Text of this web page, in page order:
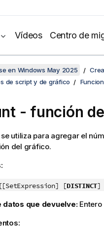
Vídeos Centro de
en Windows May 2025
de script y de gráfico
- función
se utiliza para agregar el
del gráfico.
[DISTINCT]
datos que devuelve: Entero